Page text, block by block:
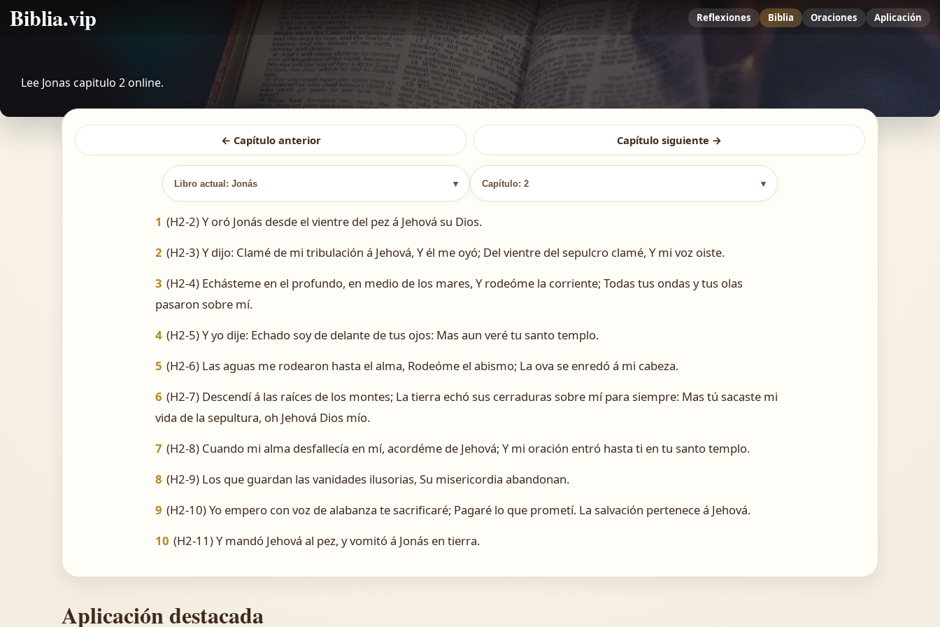
Biblia.vip Reflexiones Biblia Oraciones Aplicación
Lee Jonas capitulo 2 online.
← Capítulo anterior Capítulo siguiente →
Libro actual: Jonás ▾ Capítulo: 2 ▾
1 (H2-2) Y oró Jonás desde el vientre del pez á Jehová su Dios.
2 (H2-3) Y dijo: Clamé de mi tribulación á Jehová, Y él me oyó; Del vientre del sepulcro clamé, Y mi voz oiste.
3 (H2-4) Echásteme en el profundo, en medio de los mares, Y rodeóme la corriente; Todas tus ondas y tus olas
pasaron sobre mí.
4 (H2-5) Y yo dije: Echado soy de delante de tus ojos: Mas aun veré tu santo templo.
5 (H2-6) Las aguas me rodearon hasta el alma, Rodeóme el abismo; La ova se enredó á mi cabeza.
6 (H2-7) Descendí á las raíces de los montes; La tierra echó sus cerraduras sobre mí para siempre: Mas tú sacaste mi
vida de la sepultura, oh Jehová Dios mío.
7 (H2-8) Cuando mi alma desfallecía en mí, acordéme de Jehová; Y mi oración entró hasta ti en tu santo templo.
8 (H2-9) Los que guardan las vanidades ilusorias, Su misericordia abandonan.
9 (H2-10) Yo empero con voz de alabanza te sacrificaré; Pagaré lo que prometí. La salvación pertenece á Jehová.
10 (H2-11) Y mandó Jehová al pez, y vomitó á Jonás en tierra.
Aplicación destacada